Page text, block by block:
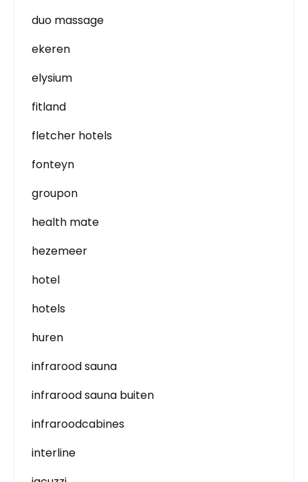
duo massage
ekeren
elysium
fitland
fletcher hotels
fonteyn
groupon
health mate
hezemeer
hotel
hotels
huren
infrarood sauna
infrarood sauna buiten
infraroodcabines
interline